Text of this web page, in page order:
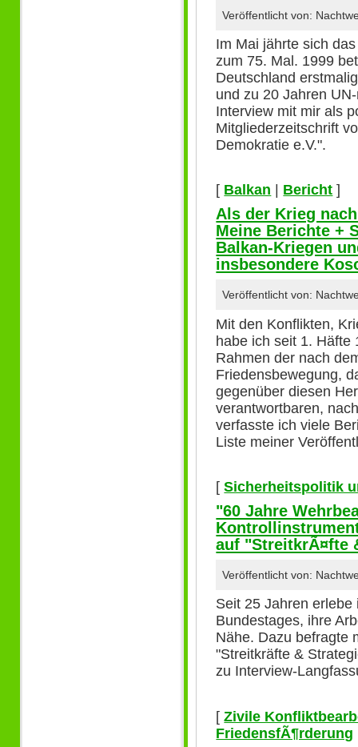
Veröffentlicht von:
Im Mai jährte sich
zum 75. Mal. 1999
Deutschland
und zu 20 Jahren
Interview mit mir als
Mitgliederzeitschrift
Demokratie e.V.".
[ Balkan Bericht ]
Als der Krieg
Meine Berichte +
Balkan-Kriegen
insbesondere
Veröffentlicht von:
Mit den Konflikten,
habe ich seit 1. Häfte
Rahmen der nach
Friedensbewegung,
gegenüber diesen
verantwortbaren,
verfasste ich viele
Liste meiner
[Sicherheitspolitik
"60 Jahre
auf "StreitkrÃ¤fte
Veröffentlicht von:
Seit 25 Jahren
Bundestages, ihre
Nähe. Dazu befragte
"Streitkräfte &
zu Interview-
[Zivile
FriedensfÃ¶rderung